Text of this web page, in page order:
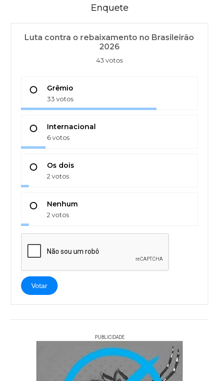
Enquete
Luta contra o rebaixamento no Brasileirão
2026
43 votos
Grêmio
33 votos
Internacional
6 votos
Os dois
2 votos
Nenhum
2 votos
Votar
PUBLICIDADE